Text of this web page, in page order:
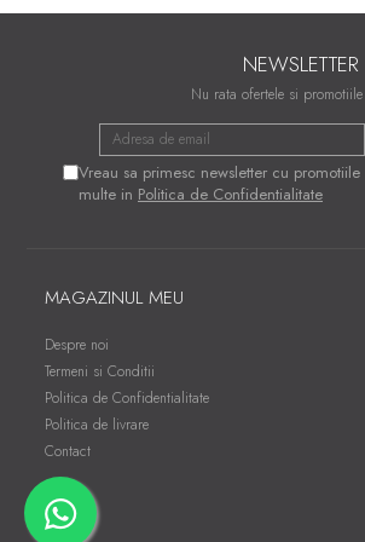
NEWSLETTER
Nu rata ofertele si
Vreau sa primesc newsletter cu
multe in Politica de Confidentialitate
MAGAZINUL MEU
Despre noi
Termeni si Conditii
Politica de Confidentialitate
Politica de livrare
Contact